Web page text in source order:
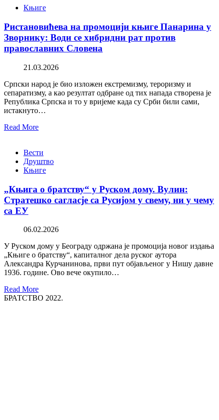
Књиге
Ристановићева на промоцији књиге Панарина у
Зворнику: Води се хибридни рат против
православних Словена
21.03.2026
Српски народ је био изложен екстремизму, тероризму и
сепаратизму, а као резултат одбране од тих напада створена је
Република Српска и то у вријеме када су Срби били сами,
истакнуто…
Read More
Вести
Друштво
Књиге
„Књига о братству“ у Руском дому. Вулин:
Стратешко сагласје са Русијом у свему, ни у чему
са ЕУ
06.02.2026
У Руском дому у Београду одржана је промоција новог издања
„Књиге о братству“, капиталног дела руског аутора
Александра Курчанинова, први пут објављеног у Нишу давне
1936. године. Ово вече окупило…
Read More
БРАТСТВО 2022.